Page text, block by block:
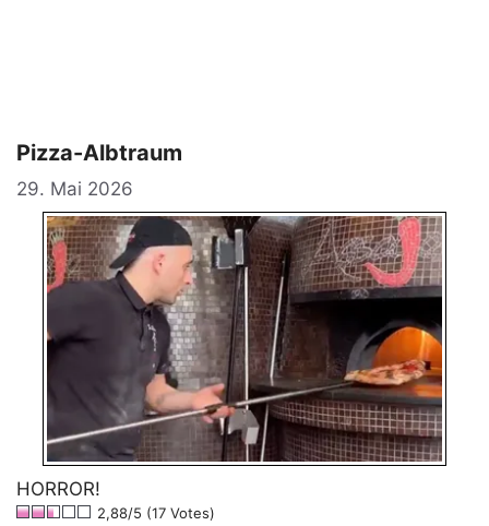
Pizza-Albtraum
29. Mai 2026
HORROR!
2,88/5 (17 Votes)